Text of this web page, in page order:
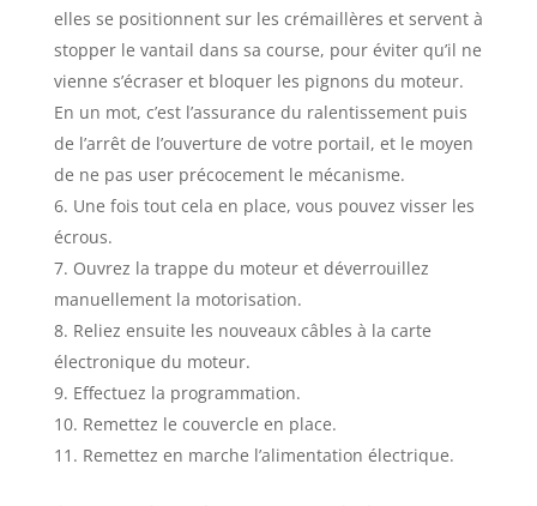
elles se positionnent sur les crémaillères et servent à
stopper le vantail dans sa course, pour éviter qu’il ne
vienne s’écraser et bloquer les pignons du moteur.
En un mot, c’est l’assurance du ralentissement puis
de l’arrêt de l’ouverture de votre portail, et le moyen
de ne pas user précocement le mécanisme.
Une fois tout cela en place, vous pouvez visser les
écrous.
Ouvrez la trappe du moteur et déverrouillez
manuellement la motorisation.
Reliez ensuite les nouveaux câbles à la carte
électronique du moteur.
Effectuez la programmation.
Remettez le couvercle en place.
Remettez en marche l’alimentation électrique.